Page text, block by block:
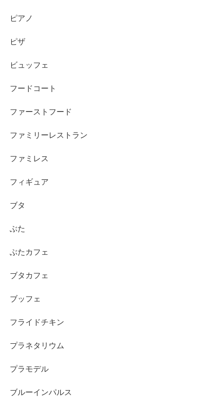
ピアノ
ピザ
ビュッフェ
フードコート
ファーストフード
ファミリーレストラン
ファミレス
フィギュア
ブタ
ぶた
ぶたカフェ
ブタカフェ
ブッフェ
フライドチキン
プラネタリウム
プラモデル
ブルーインパルス